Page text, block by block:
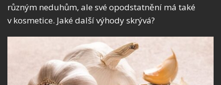
různým neduhům, ale své opodstatnění má také
v kosmetice. Jaké další výhody skrývá?